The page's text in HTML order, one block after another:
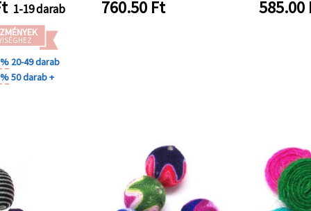
1-19 darab
20-49 darab
50 darab +
760.50 Ft 585.00